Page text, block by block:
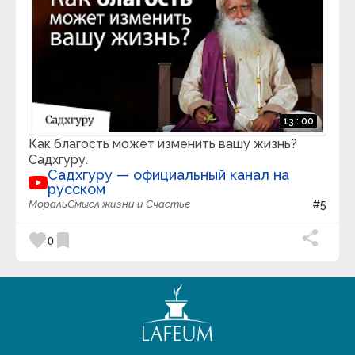
Эван Кармайкл
Эволюция СоЗнания
ЭСДЖЕЙ
Это [Интересно]
13 : 00
Как благость может изменить вашу жизнь?
Садхгуру.
Садхгуру — официальный канал на
русском
МоральСмысл жизни и Счастье #5
favorite0 bookmark